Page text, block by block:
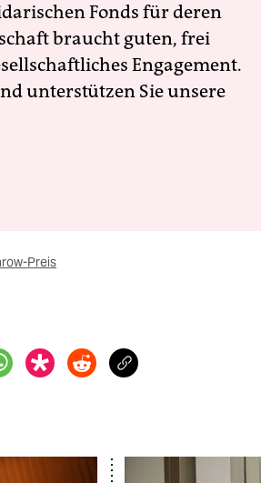
Fonds für deren
braucht guten, frei
Engagement.
unterstützen Sie unsere
Preis